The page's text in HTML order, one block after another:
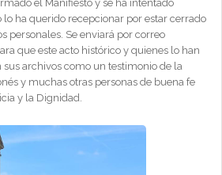
el Manifiesto y se ha intentado
lo ha querido recepcionar por estar cerrado
personales. Se enviará por correo
que este acto histórico y quienes lo han
archivos como un testimonio de la
y muchas otras personas de buena fe
y la Dignidad.